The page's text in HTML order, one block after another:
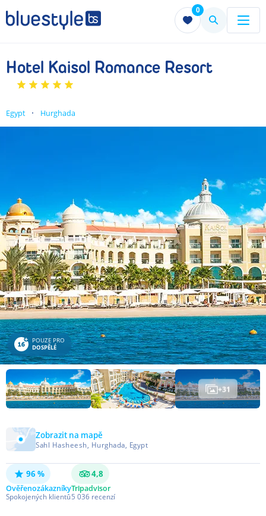
0
Menu Menu
Hotel Kaisol Romance Resort
Egypt Hurghada
POUZE PRO
DOSPĚLÉ
+31
Zobrazit na mapě
Sahl Hasheesh, Hurghada, Egypt
96 %
Ověřenozákazníky
Spokojených klientů
4,8
Tripadvisor
5 036 recenzí